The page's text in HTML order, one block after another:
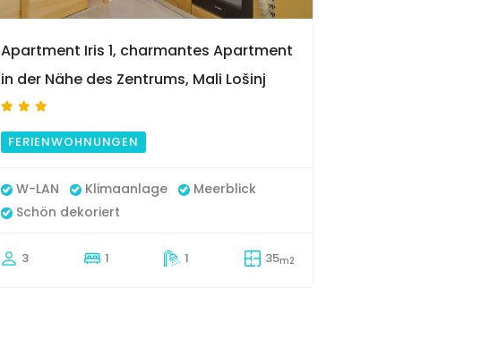
Apartment Iris 1, charmantes Apartment
in der Nähe des Zentrums, Mali Lošinj
FERIENWOHNUNGEN
W-LAN Klimaanlage
Meerblick
Schön dekoriert
3 1 1 35m2